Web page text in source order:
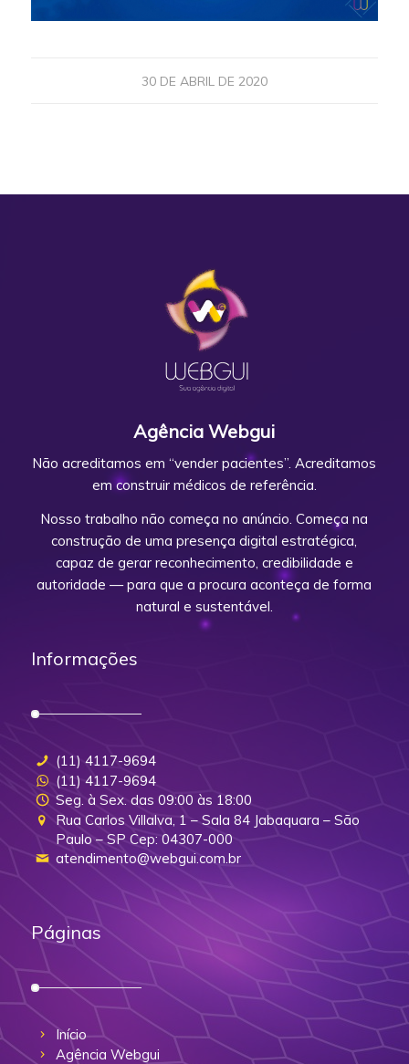
30 DE ABRIL DE 2020
Agência Webgui
Não acreditamos em “vender pacientes”. Acreditamos
em construir médicos de referência.
Nosso trabalho não começa no anúncio. Começa na
construção de uma presença digital estratégica,
capaz de gerar reconhecimento, credibilidade e
autoridade — para que a procura aconteça de forma
natural e sustentável.
Informações
(11) 4117-9694
(11) 4117-9694
Seg. à Sex. das 09:00 às 18:00
Rua Carlos Villalva, 1 – Sala 84 Jabaquara – São
Paulo – SP Cep: 04307-000
atendimento@webgui.com.br
Páginas
Início
Agência Webgui